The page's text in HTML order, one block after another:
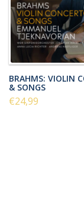
BRAHMS: VIOLIN
& SONGS
€24,99